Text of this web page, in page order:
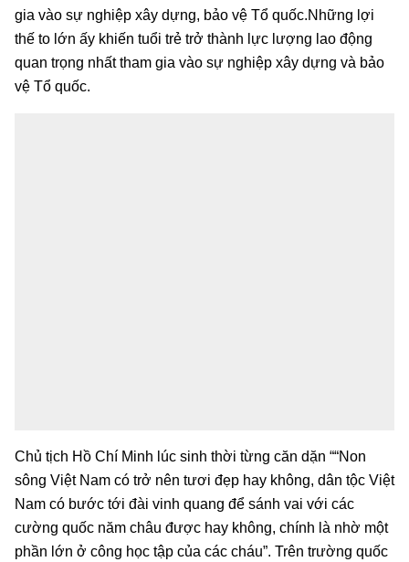
gia vào sự nghiệp xây dựng, bảo vệ Tổ quốc.Những lợi
thế to lớn ấy khiến tuổi trẻ trở thành lực lượng lao động
quan trọng nhất tham gia vào sự nghiệp xây dựng và bảo
vệ Tổ quốc.
Chủ tịch Hồ Chí Minh lúc sinh thời từng căn dặn ““Non
sông Việt Nam có trở nên tươi đẹp hay không, dân tộc Việt
Nam có bước tới đài vinh quang để sánh vai với các
cường quốc năm châu được hay không, chính là nhờ một
phần lớn ở công học tập của các cháu”. Trên trường quốc